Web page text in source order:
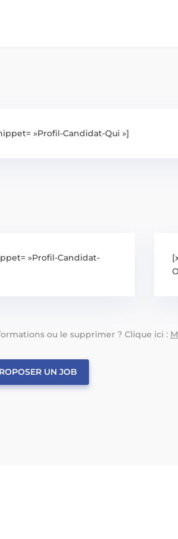
»Profil-Candidat-Qui »]
»Profil-Candidat-
ou le supprimer ? Clique ici :
UN JOB